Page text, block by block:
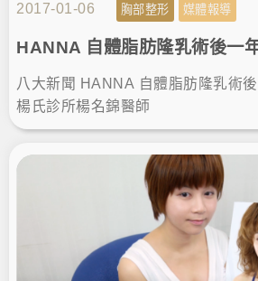
2017-01-06 胸部整形 媒體報導
HANNA 自體脂肪隆乳術後一
八大新聞 HANNA 自體脂肪隆乳術
楊氏診所楊名錦醫師